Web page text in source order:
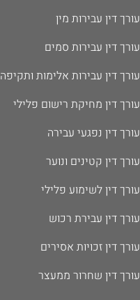
עורך דין עבירות מין
עורך דין עבירות סמים
עורך דין עבירות אלימות ותקיפה
עורך דין מחיקת רישום פלילי
עורך דין נפגעי עבירה
עורך דין קטינים ונוער
עורך דין לשימוע פלילי
עורך דין עבירת רכוש
עורך דין זכויות אסירים
עורך דין שחרור ממעצר